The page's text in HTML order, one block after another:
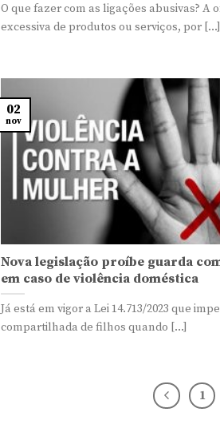
O que fazer com as ligações abusivas? A
excessiva de produtos ou serviços, por [...]
Nova legislação proíbe guarda
em caso de violência doméstica
Já está em vigor a Lei 14.713/2023 que
compartilhada de filhos quando [...]
02
nov
1